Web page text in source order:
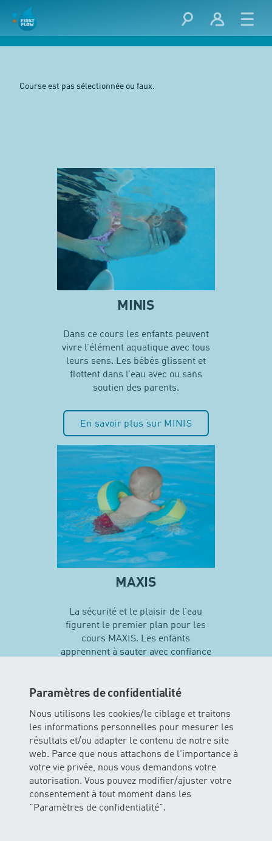
Paramètres de confidentialité
Nous utilisons les cookies/le ciblage et traitons
les informations personnelles pour mesurer les
résultats et/ou adapter le contenu de notre site
web. Parce que nous attachons de l'importance à
votre vie privée, nous vous demandons votre
autorisation. Vous pouvez modifier/ajuster votre
consentement à tout moment dans les
"Paramètres de confidentialité".
Course est pas sélectionnée ou faux.
MINIS
Dans ce cours les enfants peuvent
vivre l’élément aquatique avec tous
leurs sens. Les bébés glissent et
flottent dans l’eau avec ou sans
soutien des parents.
En savoir plus sur MINIS
MAXIS
La sécurité et le plaisir de l’eau
figurent le premier plan pour les
cours MAXIS. Les enfants
apprennent à sauter avec confiance
techniques de natation…
En savoir plus sur MAXIS